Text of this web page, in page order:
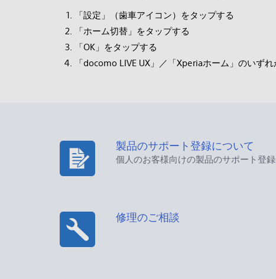
「設定」（歯車アイコン）をタップする
「ホーム切替」をタップする
「OK」をタップする
「docomo LIVE UX」／「Xperiaホーム」のいず
製品のサポート登録について
個人のお客様向けの製品のサポート登
修理のご相談